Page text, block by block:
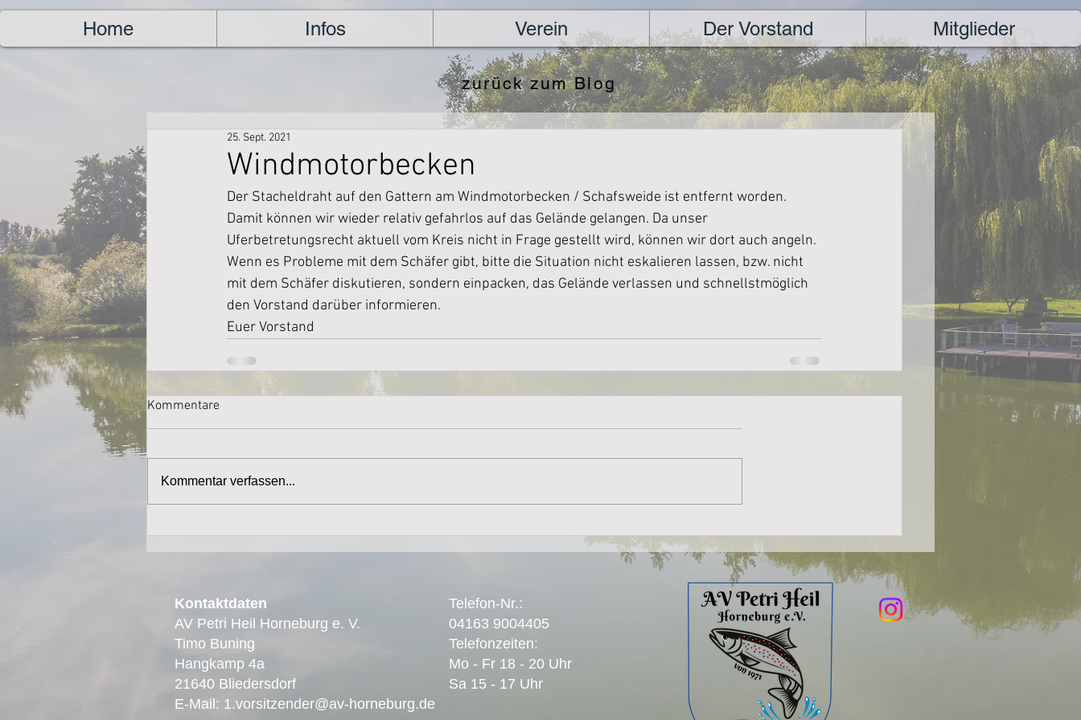
Home Infos Verein Der Vorstand Mitglieder
zurück zum Blog
Windmotorbecken
25. Sept. 2021
Der Stacheldraht auf den Gattern am Windmotorbecken / Schafsweide ist entfernt worden.
Damit können wir wieder relativ gefahrlos auf das Gelände gelangen. Da unser
Uferbetretungsrecht aktuell vom Kreis nicht in Frage gestellt wird, können wir dort auch angeln.
Wenn es Probleme mit dem Schäfer gibt, bitte die Situation nicht eskalieren lassen, bzw. nicht
mit dem Schäfer diskutieren, sondern einpacken, das Gelände verlassen und schnellstmöglich
den Vorstand darüber informieren.
Euer Vorstand
Kommentare
Kommentar verfassen...
Kontaktdaten
AV Petri Heil Horneburg e. V.
Timo Buning
Hangkamp 4a
21640 Bliedersdorf
E-Mail: 1.vorsitzender@av-horneburg.de
Telefon-Nr.:
04163 9004405
Telefonzeiten:
Mo - Fr 18 - 20 Uhr
Sa 15 - 17 Uhr